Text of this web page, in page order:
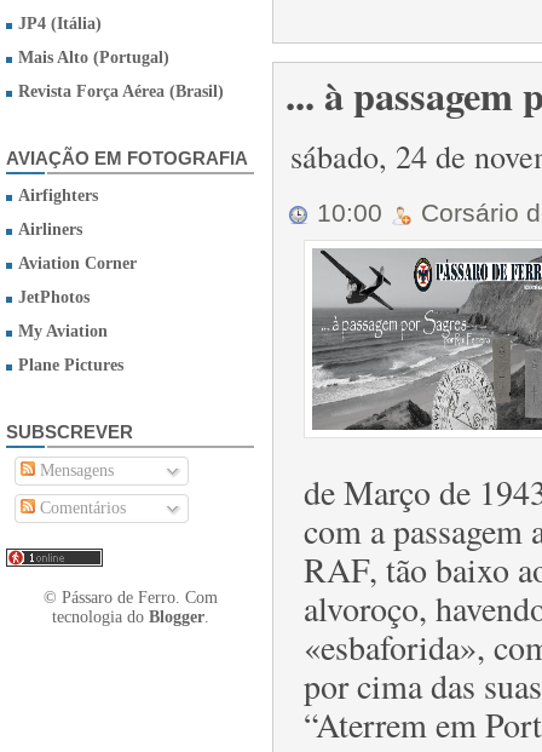
JP4 (Itália)
Mais Alto (Portugal)
Revista Força Aérea (Brasil)
AVIAÇÃO EM FOTOGRAFIA
Airfighters
Airliners
Aviation Corner
JetPhotos
My Aviation
Plane Pictures
SUBSCREVER
Mensagens
Comentários
© Pássaro de Ferro. Com
tecnologia do Blogger.
... à passagem
sábado, 24 de
10:00 Corsário
de Março de
com a
RAF, tão baixo
alvoroço,
«esbaforida»,
por cima das
“Aterrem em